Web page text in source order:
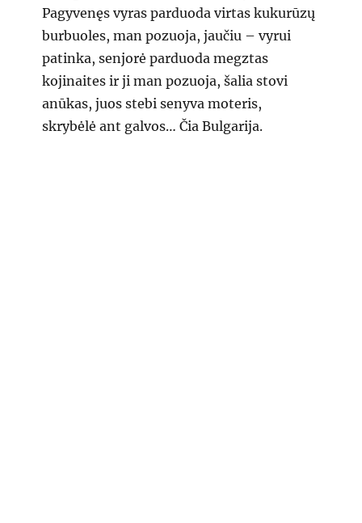
Pagyvenęs vyras parduoda virtas kukurūzų
burbuoles, man pozuoja, jaučiu – vyrui
patinka, senjorė parduoda megztas
kojinaites ir ji man pozuoja, šalia stovi
anūkas, juos stebi senyva moteris,
skrybėlė ant galvos… Čia Bulgarija.